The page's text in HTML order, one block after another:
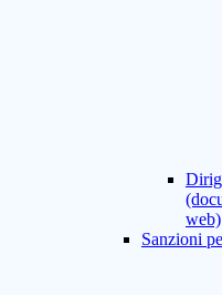
web)
Sanzioni